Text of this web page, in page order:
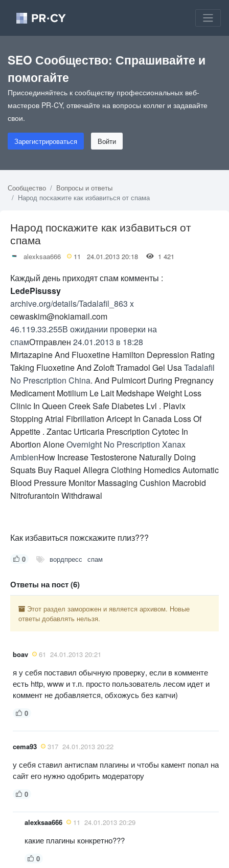
SEO Сообщество: Спрашивайте и
помогайте
Присоединяйтесь к сообществу профессиональных веб-
мастеров PR-CY, отвечайте на вопросы коллег и задавайте
свои.
Зарегистрироваться Войти
Сообщество
Вопросы и ответы
Народ поскажите как избавиться от спама
Народ поскажите как избавиться от
спама
alexksaa666 11 24.01.2013 20:18 1 421
Каждый день приходят спам комменты :
LedePisussy
archive.org/details/Tadalafil_863 x
cewaskim@nokiamail.com
46.119.33.255В ожидании проверки на
спамОтправлен 24.01.2013 в 18:28
Mirtazapine And Fluoxetine Hamilton Depression Rating
Taking Fluoxetine And Zoloft Tramadol Gel UsaTadalafil
No Prescription China. And Pulmicort During Pregnancy
Medicament Motilium Le Lait Medshape Weight Loss
Clinic In Queen Creek Safe Diabetes Lvl . Plavix
Stopping Atrial Fibrillation Aricept In Canada Loss Of
Appetite . Zantac Urticaria Prescription Cytotec In
Abortion AloneOvernight No Prescription Xanax
AmbienHow Increase Testosterone Naturally Doing
Squats Buy Raquel Allegra Clothing Homedics Automatic
Blood Pressure Monitor Massaging Cushion Macrobid
Nitrofurantoin Withdrawal
Как избавиться пожскажите плиз???
0 вордпресс спам
Ответы на пост (6)
Этот раздел заморожен и является архивом. Новые
ответы добавлять нельзя.
boav 61 24.01.2013 20:21
я у себя поставил обычную проверку, если в комменте
есть http, www и т.п. просто пользователь лесом идет и
коммент не добавляется, обхожусь без капчи)
0
cema93 317 24.01.2013 20:22
у себя ставил антиспам плагины и чтобы камент попал на
сайт его нужно одобрить модератору
0
alexksaa666 11 24.01.2013 20:29
какие плагины конкретно???
0